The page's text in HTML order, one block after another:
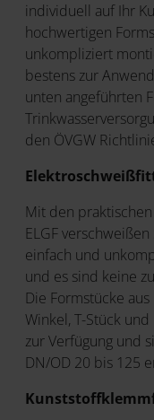
individuell auf Ihr
hochwertigen
unkompliziert
bestens zur
unten angeführten
den ÖVGW
Mit den
ELGF
einfach und
und es sind keine
Die Formstücke
Winkel, T-Stück
zur Verfügung und
DN/OD 20 bis 125